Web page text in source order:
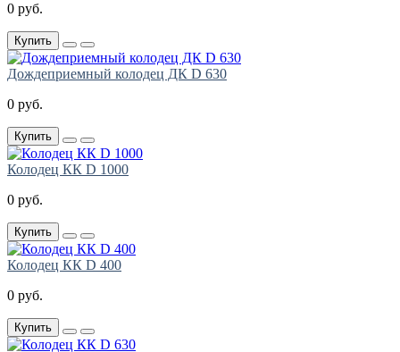
0 руб.
Купить
Дождеприемный колодец ДК D 630
0 руб.
Купить
Колодец КК D 1000
0 руб.
Купить
Колодец КК D 400
0 руб.
Купить